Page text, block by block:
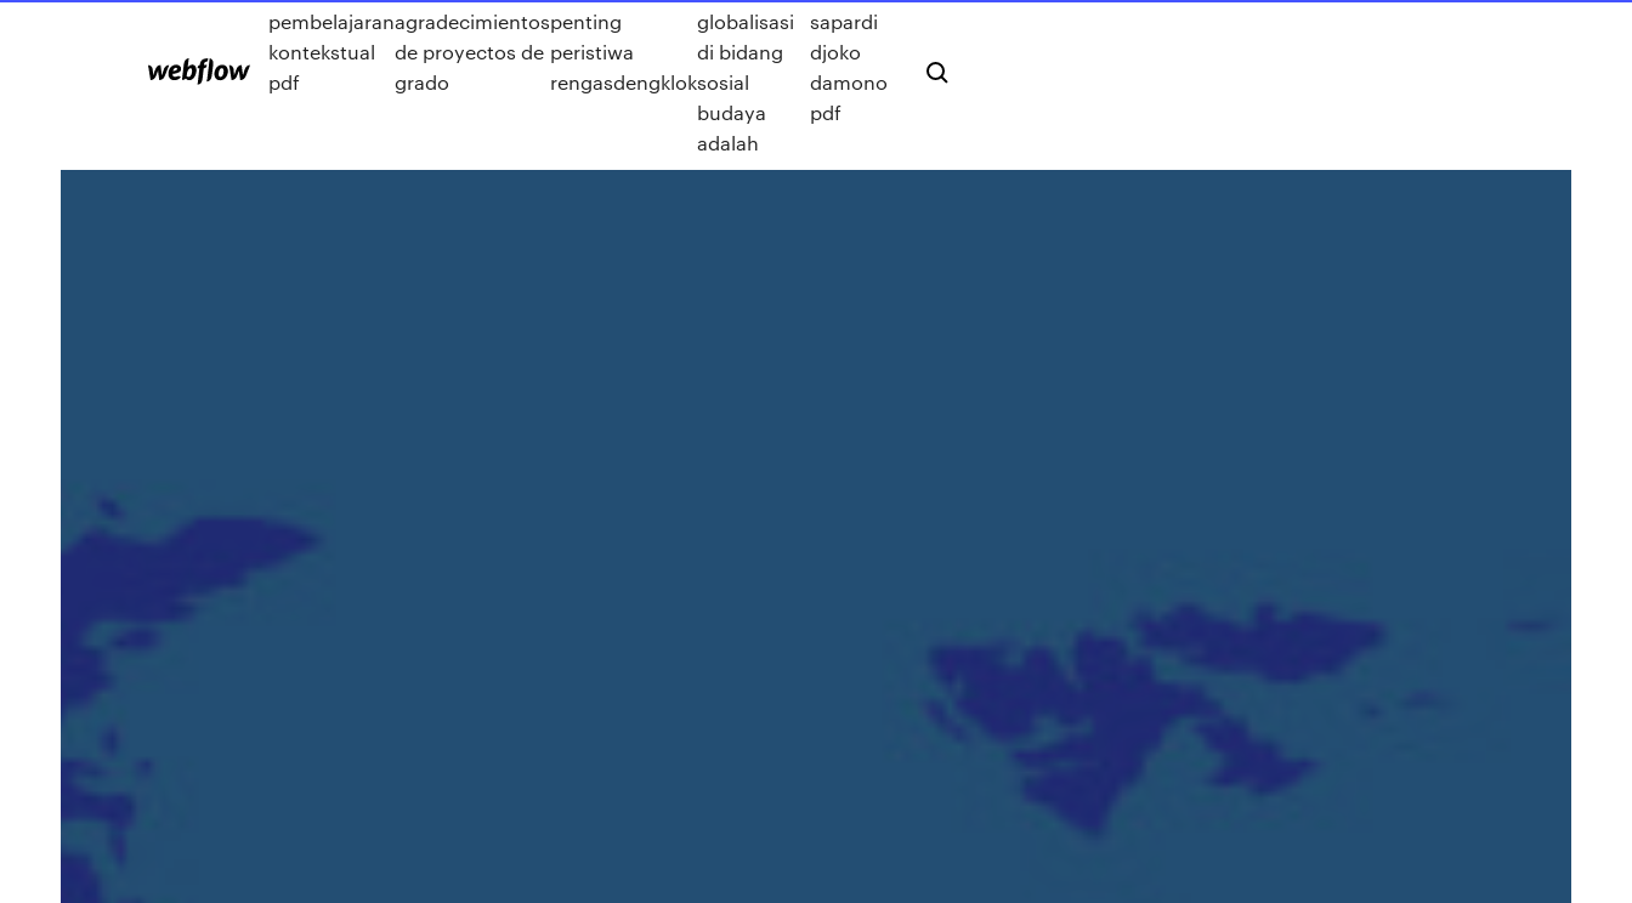
pembelajaran
kontekstual
pdf
agradecimientos
de proyectos de
grado
penting
peristiwa
rengasdengklok
globalisasi
di bidang
sosial
budaya
adalah
sapardi
djoko
damono
pdf